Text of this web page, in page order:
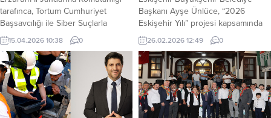
tarafınca, Tortum Cumhuriyet
Başsavcılığı ile Siber Suçlarla
Mücadele Daire Başkanlığı,
Kaçakçılık ve Organize Suçlarla
Mücadele Daire Başkanlığı
koordinesinde “Bilişim
Sistemlerinin Kullanılması Suretiyle
Nitelikli Dolandırıcılık” ve “Suç
İşlemek Amacıyla Örgüt Kurmak”
15.04.2026 10:38 0
Başkanı Ayşe Ünlüce, “2026
Eskişehir Yılı” projesi kapsamında
eğitimde fırsat eşitliğini
güçlendirmek amacıyla hayata
geçirilen “Eskişehir Halk Okulu”
projesini duyurdu. Dijital bir
öğrenme platformu olarak
tasarlanan bu yeni oluşum, 2 Mart
itibarıyla kapılarını tüm vatandaşlara
26.02.2026 12:49 0